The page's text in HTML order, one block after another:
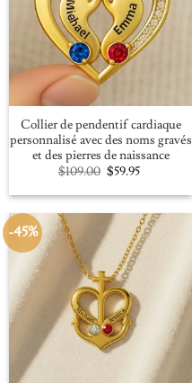
Collier de pendentif cardiaque
personnalisé avec des noms gravés
et des pierres de naissance
$109.00 Original
price
was:
$59.95Current
is:
-45%